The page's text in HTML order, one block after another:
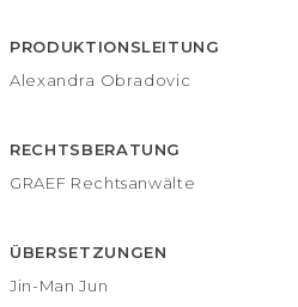
PRODUKTIONSLEITUNG
Alexandra Obradovic
RECHTSBERATUNG
GRAEF Rechtsanwälte
ÜBERSETZUNGEN
Jin-Man Jun